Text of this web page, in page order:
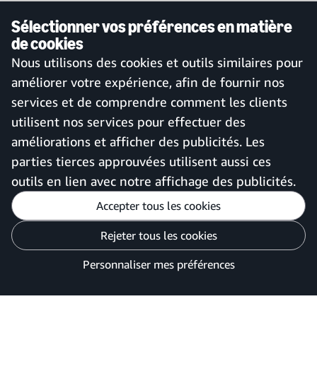
Sélectionner vos préférences en matière
de cookies
Nous utilisons des cookies et outils similaires pour
améliorer votre expérience, afin de fournir nos
services et de comprendre comment les clients
utilisent nos services pour effectuer des
améliorations et afficher des publicités. Les
parties tierces approuvées utilisent aussi ces
outils en lien avec notre affichage des publicités.
Accepter tous les cookies
Rejeter tous les cookies
Personnaliser mes préférences
Nous contacter
Service client et assistance
Plan de site
Créer un compte gratuit
Application mobile Amazon
Business
France
Personnaliser mes préférences
Avis de confidentialité
Vos options de confidentialité des publicités